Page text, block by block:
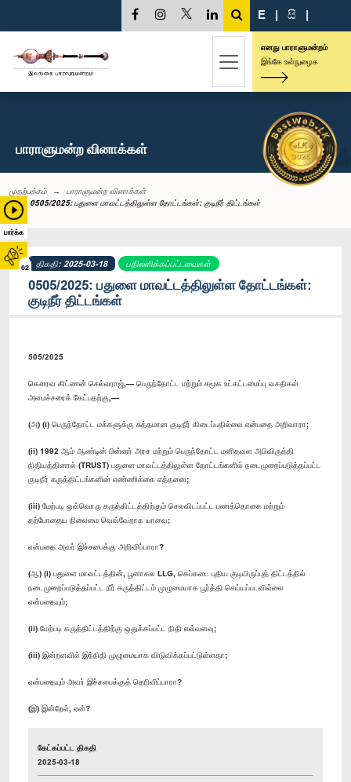
பார்க்க
02
E | සි |
எனது பாராளுமன்றம்
இங்கே உள்நுழைக
பாராளுமன்ற வினாக்கள்
முதற்பக்கம்
பாராளுமன்ற வினாக்கள்
0505/2025: பதுளை மாவட்டத்திலுள்ள தோட்டங்கள்: குடிநீர் திட்டங்கள்
திகதி: 2025-03-18 பதிலளிக்கப்பட்டவைகள்
0505/2025: பதுளை மாவட்டத்திலுள்ள தோட்டங்கள்:
குடிநீர் திட்டங்கள்
505/2025
கௌரவ கிட்ணன் செல்வராஜ்,— பெருந்தோட்ட மற்றும் சமூக உட்கட்டமைப்பு வசதிகள்
அமைச்சரைக் கேட்பதற்கு,—
(அ) (i) பெருந்தோட்ட மக்களுக்கு சுத்தமான குடிநீர் கிடைப்பதில்லை என்பதை அறிவாரா;
(ii) 1992 ஆம் ஆண்டின் பின்னர் அரச மற்றும் பெருந்தோட்ட மனிதவள அபிவிருத்தி
நிதியத்தினால் (TRUST) பதுளை மாவட்டத்திலுள்ள தோட்டங்களில் நடைமுறைப்படுத்தப்பட்ட
குடிநீர் கருத்திட்டங்களின் எண்ணிக்கை எத்தனை;
(iii) மேற்படி ஒவ்வொரு கருத்திட்டத்திற்கும் செலவிடப்பட்ட பணத்தொகை மற்றும்
தற்போதைய நிலைமை வெவ்வேறாக யாவை;
என்பதை அவர் இச்சபைக்கு அறிவிப்பாரா?
(ஆ) (i) பதுளை மாவட்டத்தின், பூனாகல LLG, கெப்கடை புதிய குடியிருப்புத் திட்டத்தில்
நடைமுறைப்படுத்தப்பட்ட நீர் கருத்திட்டம் முழுமையாக பூர்த்தி செய்யப்படவில்லை
என்பதையும்;
(ii) மேற்படி கருத்திட்டத்திற்கு ஒதுக்கப்பட்ட நிதி எவ்வளவு;
(iii) இன்றளவில் இந்நிதி முழுமையாக விடுவிக்கப்பட்டுள்ளதா;
என்பதையும் அவர் இச்சபைக்குத் தெரிவிப்பாரா?
(இ) இன்றேல், ஏன்?
கேட்கப்பட்ட திகதி
2025-03-18